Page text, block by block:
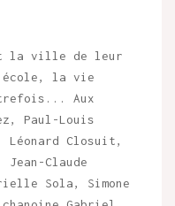
la ville de leur
la vie
Aux
Paul-Louis
Léonard Closuit,
Claude
Sola, Simone